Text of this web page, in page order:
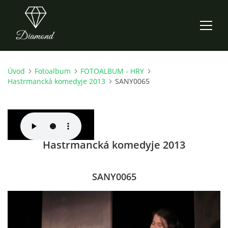
ÚVOD
O NÁS
Úvod Fotoalbum
FOTOALBUM - HRY
Hastrmancká komedyje 2013
SANY0065
Hastrmancká komedyje 2013
SANY0065